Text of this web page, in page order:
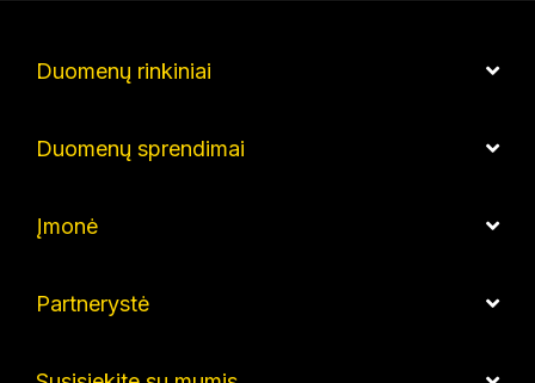
Duomenų rinkiniai
Duomenų sprendimai
Įmonė
Partnerystė